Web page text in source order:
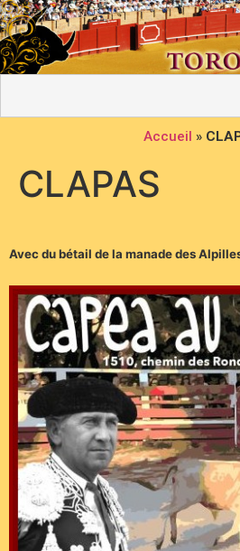
Accueil »
CLAPAS
Avec du bétail de la manade des